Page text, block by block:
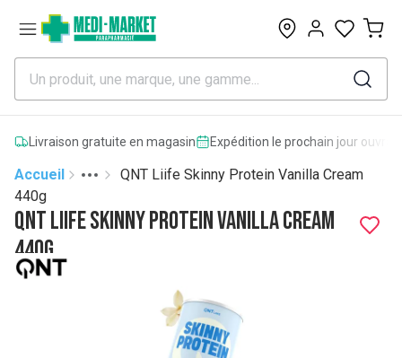
0
Livraison gratuite en magasin Expédition le prochain jour
Accueil
More
Toggle menu
QNT Liife Skinny Protein Vanilla Cream
440g
QNT Liife Skinny Protein Vanilla Cream
440g